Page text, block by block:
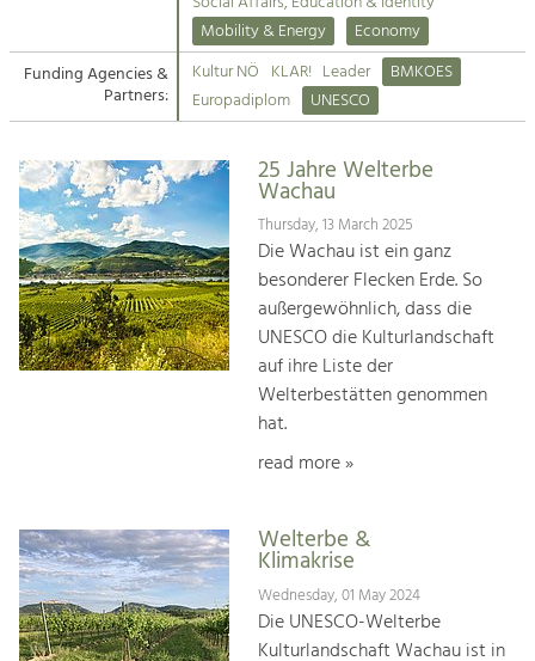
Suche
Impressum
Kontakt
Tourism
Offer Development and Positioning
Art & Culture
Crafts, Science and Research.
Social Affairs, Education
& Identity
Equality, Youth and Integration.
Climate Change, Public Transport and
Increase in Regional Value Added.
Mobility & Energy
Economy
Funding Agencies &
Partners:
Kultur NÖ KLAR! Leader
BMKOES
Europadiplom
UNESCO
25 Jahre Welterbe
Wachau
Thursday, 13 March 2025
Die Wachau ist ein ganz
besonderer Flecken Erde. So
außergewöhnlich, dass die
UNESCO die Kulturlandschaft
auf ihre Liste der
Welterbestätten genommen
hat.
read more »
Welterbe &
Klimakrise
Wednesday, 01 May 2024
Die UNESCO-Welterbe
Kulturlandschaft Wachau ist in